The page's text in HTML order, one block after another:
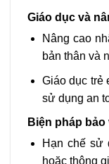
Giáo dục và
Nâng cao
bản thân và
Giáo dục trẻ
sử dụng an
Biện pháp
Hạn chế sử
hoặc thông